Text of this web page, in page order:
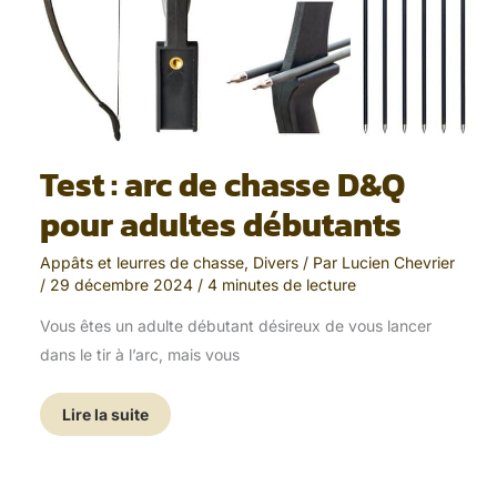
Test : arc de chasse D&Q
pour adultes débutants
Appâts et leurres de chasse, Divers/ Par Lucien Chevrier
/ 29 décembre 2024 / 4 minutes de lecture
Vous êtes un adulte débutant désireux de vous lancer
dans le tir à l’arc, mais vous
Lire la suite